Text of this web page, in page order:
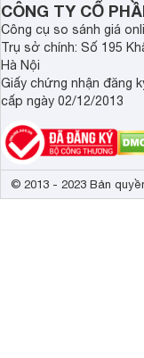
– Cơ chế hoạt
– Đạt Tiêu chuẩn
– Công nghệ Nhật
Bộ lọc siêu sạch
bẩn đến các loại
ngoài bộ lọc tự
25nm*
Phù hợp để ở mọi
không cần quan
CÔNG TY CỔ
Công cụ so sánh giá
Trụ sở chính: Số 195
Hà Nội
Giấy chứng nhận đăng
cấp ngày 02/12/2013
© 2013 - 2023 Bản